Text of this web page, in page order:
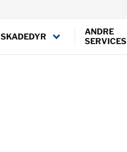
SKADEDYR
ANDRE
SERVICES